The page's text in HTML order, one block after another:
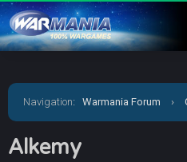
Navigation: Warmania Forum ›
Alkemy